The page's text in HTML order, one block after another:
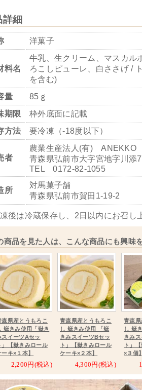
詳細
洋菓子
料名
牛乳、生クリーム、マスカル
ろこしピューレ、白ささげ /
を含む)
量
85ｇ
期限
枠外底面に記載
方法
要冷凍（‐18度以下）
者
農業生産法人(有) ANEKKO
青森県弘前市大字宮地字川添
TEL 0172-82-1055
所
対馬菓子舗
青森県弘前市賀田1-19-2
後は冷蔵保存し、2日以内にお召し
商品を見た人は、こんな商品にも興味
森県産とうもろこ
嶽きみ使用「嶽き
スイーツAセッ
」【嶽きみロール
ーキ×１本】
2,200円(税込)
青森県産とうもろこ
し 嶽きみ使用 「嶽
きみスイーツBセッ
ト」【嶽きみロール
ケーキ×２本】
4,300円(税込)
青森県
し 嶽
きみ
ト」
×３個】